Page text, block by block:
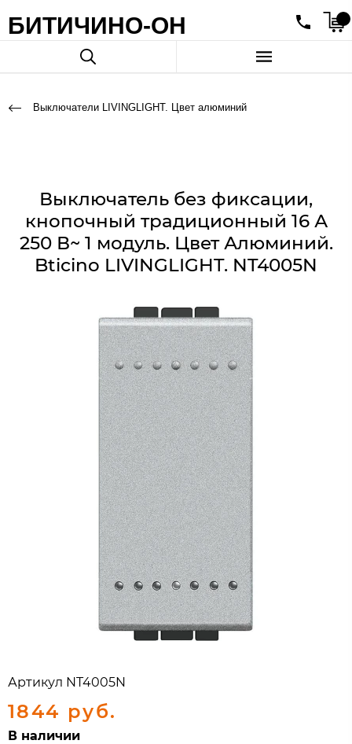
БИТИЧИНО-ОН
Выключатели LIVINGLIGHT. Цвет алюминий
Выключатель без фиксации,
кнопочный традиционный 16 А
250 В~ 1 модуль. Цвет Алюминий.
Bticino LIVINGLIGHT. NT4005N
Артикул NT4005N
1844 руб.
В наличии